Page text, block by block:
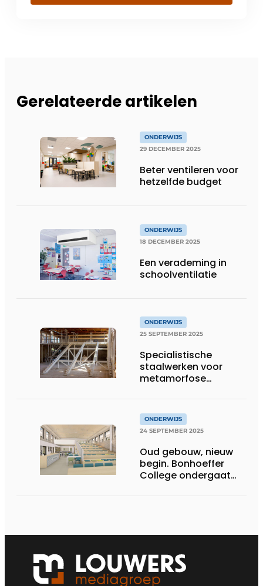
Gerelateerde artikelen
ONDERWIJS
29 DECEMBER 2025
Beter ventileren voor
hetzelfde budget
ONDERWIJS
18 DECEMBER 2025
Een verademing in
schoolventilatie
ONDERWIJS
25 SEPTEMBER 2025
Specialistische
staalwerken voor
metamorfose
ONDERWIJS
24 SEPTEMBER 2025
Oud gebouw, nieuw
begin. Bonhoeffer
College ondergaat